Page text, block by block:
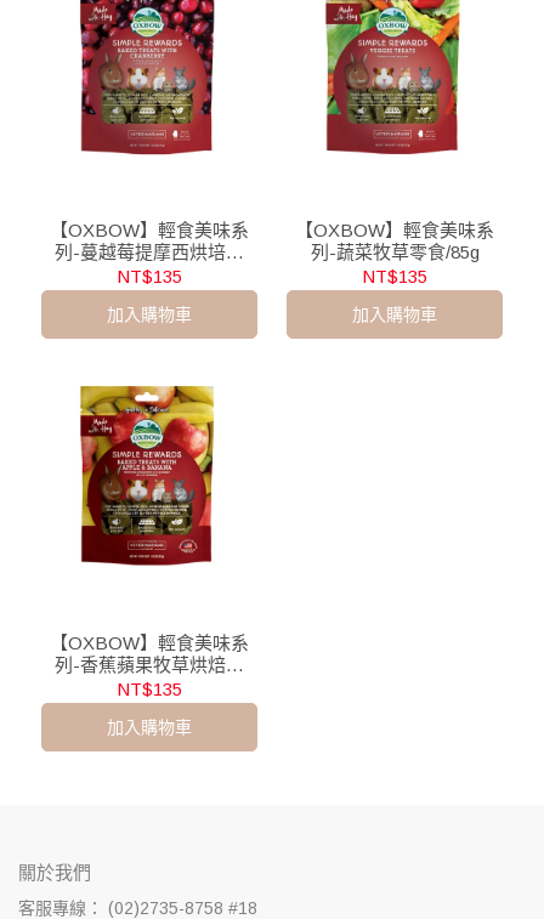
【OXBOW】輕食美味系
列-蔓越莓提摩西烘培零
食/85g
NT$135
加入購物車
【OXBOW】輕食美味系
列-蔬菜牧草零食/85g
NT$135
加入購物車
【OXBOW】輕食美味系
列-香蕉蘋果牧草烘焙零
食/85g
NT$135
加入購物車
關於我們
客服專線： (02)2735-8758 #18